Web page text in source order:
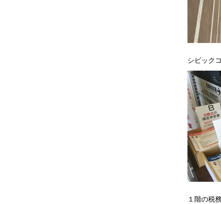
シビック
１階の税